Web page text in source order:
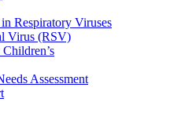
Respiratory Viruses
Virus (RSV)
Assessment